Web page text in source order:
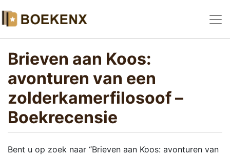
Brieven aan Koos:
avonturen van een
zolderkamerfilosoof –
Boekrecensie
Bent u op zoek naar “Brieven aan Koos: avonturen van